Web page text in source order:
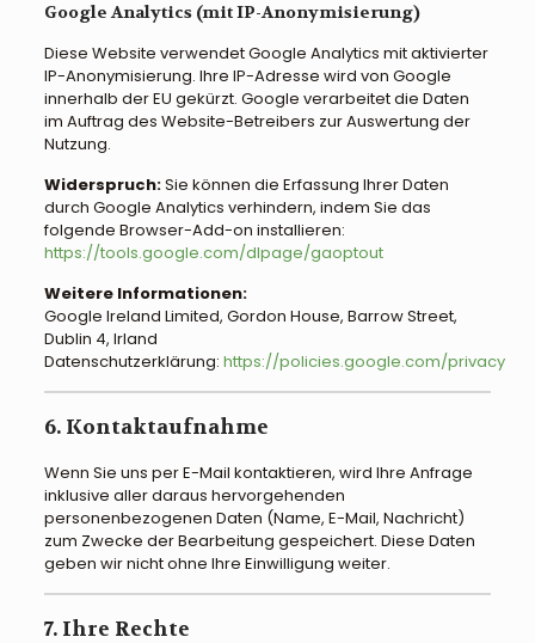
Google Analytics (mit IP-Anonymisierung)
Diese Website verwendet Google Analytics mit aktivierter
IP-Anonymisierung. Ihre IP-Adresse wird von Google
innerhalb der EU gekürzt. Google verarbeitet die Daten
im Auftrag des Website-Betreibers zur Auswertung der
Nutzung.
Widerspruch:Sie können die Erfassung Ihrer Daten
durch Google Analytics verhindern, indem Sie das
folgende Browser-Add-on installieren:
https://tools.google.com/dlpage/gaoptout
Weitere Informationen:
Google Ireland Limited, Gordon House, Barrow Street,
Dublin 4, Irland
Datenschutzerklärung: https://policies.google.com/privacy
6. Kontaktaufnahme
Wenn Sie uns per E-Mail kontaktieren, wird Ihre Anfrage
inklusive aller daraus hervorgehenden
personenbezogenen Daten (Name, E-Mail, Nachricht)
zum Zwecke der Bearbeitung gespeichert. Diese Daten
geben wir nicht ohne Ihre Einwilligung weiter.
7. Ihre Rechte